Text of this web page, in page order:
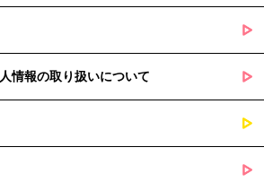
情報の取り扱いについて